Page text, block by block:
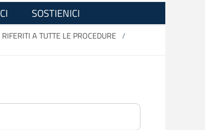
SOSTIENICI
A TUTTE LE PROCEDURE /